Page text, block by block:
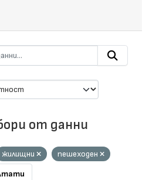
от данни
жилищни
пешеходен